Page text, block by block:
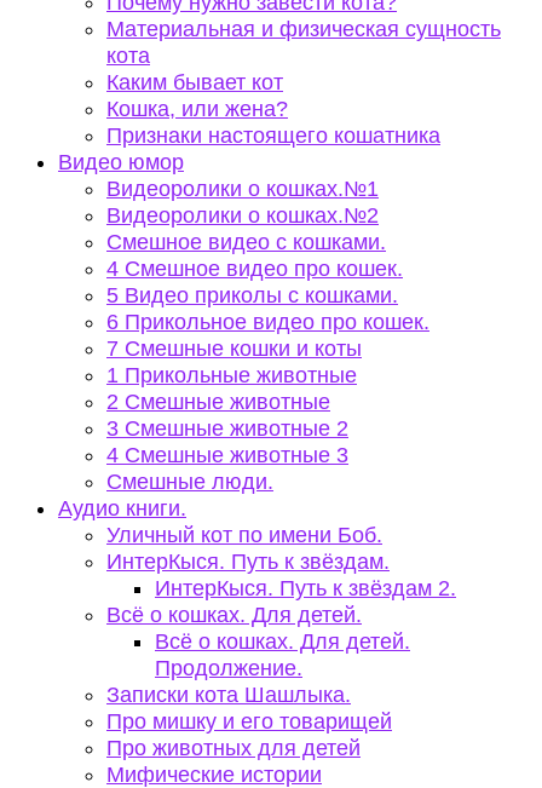
Материальная и физическая сущность
кота
Каким бывает кот
Кошка, или жена?
Признаки настоящего кошатника
Видео юмор
Видеоролики о кошках.№1
Видеоролики о кошках.№2
Смешное видео с кошками.
4 Смешное видео про кошек.
5 Видео приколы с кошками.
6 Прикольное видео про кошек.
7 Смешные кошки и коты
1 Прикольные животные
2 Смешные животные
3 Смешные животные 2
4 Смешные животные 3
Смешные люди.
Аудио книги.
Уличный кот по имени Боб.
ИнтерКыся. Путь к звёздам.
ИнтерКыся. Путь к звёздам 2.
Всё о кошках. Для детей.
Всё о кошках. Для детей.
Продолжение.
Записки кота Шашлыка.
Про мишку и его товарищей
Про животных для детей
Мифические истории